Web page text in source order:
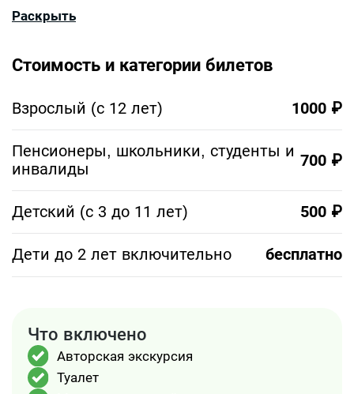
Яркие впечатления от прогулки и красивые фото
гарантированы каждому гостю.
Раскрыть
Стоимость и категории билетов
Взрослый (с 12 лет) 1000 ₽
Пенсионеры, школьники, студенты и
инвалиды
700 ₽
Детский (с 3 до 11 лет) 500 ₽
Дети до 2 лет включительно бесплатно
Что включено
Авторская экскурсия
Туалет